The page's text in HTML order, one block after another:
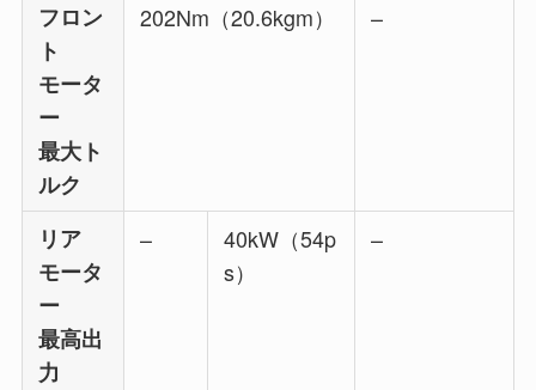
フロン
ト
モータ
ー
最大ト
ルク
202Nm（20.6kgm） –
リア
モータ
ー
最高出
力
–
40kW（54p
s）
–